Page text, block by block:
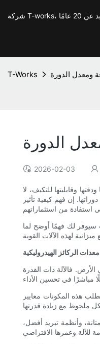
T-Works ومعدل الدورة
الدورة
2026-02-03
وقابليتها للتكيف، لا
إن فهم كيفية تأثير
سيوفر لك فهمًا أوضح لما
الركائز الهيدروليكية
فالآلة ذات القدرة
هذه المكونات معايير
وأنظمة تبريد أفضل،